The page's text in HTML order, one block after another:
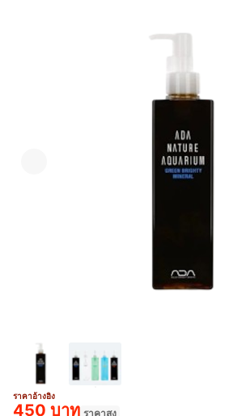
ราคาอ้างอิง
450 บาท ราคาสูง